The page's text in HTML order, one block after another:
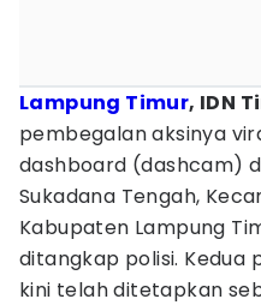
Lampung Timur, IDN
pembegalan aksinya
dashboard (dashcam)
Sukadana Tengah,
Kabupaten Lampung
ditangkap polisi. Kedua
kini telah ditetapkan